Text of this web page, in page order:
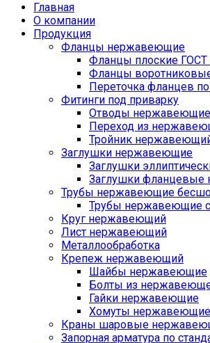
Главная
О компании
Продукция
Фланцы нержавеющие
Фланцы плоские ГОСТ
Фланцы
Переточка фланцев
Фитинги под приварку
Отводы нержавеющие
Переход из
Тройник
Заглушки нержавеющие
Заглушки
Заглушки фланцевые
Трубы нержавеющие
Трубы нержавеющие
Круг нержавеющий
Лист нержавеющий
Металлообработка
Крепеж нержавеющий
Шайбы нержавеющие
Болты из
Гайки нержавеющие
Хомуты нержавеющие
Краны шаровые
Запорная арматура по